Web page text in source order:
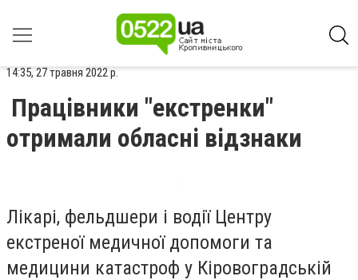
14:35, 27 травня 2022 р.
Працівники "екстренки"
отримали обласні відзнаки
Лікарі, фельдшери і водії Центру
екстреної медичної допомоги та
медицини катастроф у Кіровоградській